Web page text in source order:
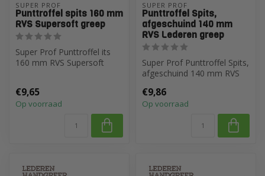
SUPER PROF
Punttroffel spits 160 mm
RVS Supersoft greep
Super Prof Punttroffel its
160 mm RVS Supersoft
€9,65
Op voorraad
SUPER PROF
Punttroffel Spits,
afgeschuind 140 mm
RVS Lederen greep
Super Prof Punttroffel Spits,
afgeschuind 140 mm RVS
€9,86
Op voorraad